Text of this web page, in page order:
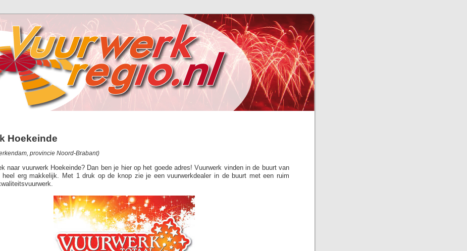
Hoekeinde
provincie Noord-Brabant)
naar vuurwerk Hoekeinde? Dan ben je hier op het goede adres! Vuurwerk vinden in de buurt van
heel erg makkelijk. Met 1 druk op de knop zie je een vuurwerkdealer in de buurt met een ruim